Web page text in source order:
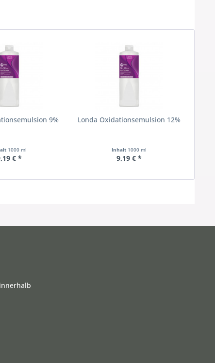
9%
1000 ml
€ *
Londa Oxidationsemulsion 12%
Inhalt 1000 ml
9,19 € *